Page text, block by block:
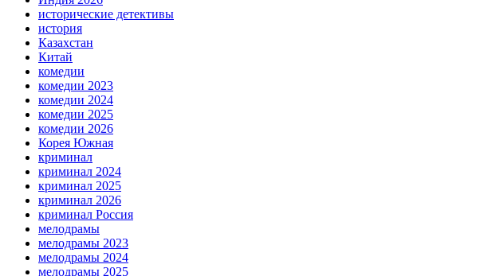
исторические детективы
история
Казахстан
Китай
комедии
комедии 2023
комедии 2024
комедии 2025
комедии 2026
Корея Южная
криминал
криминал 2024
криминал 2025
криминал 2026
криминал Россия
мелодрамы
мелодрамы 2023
мелодрамы 2024
мелодрамы 2025